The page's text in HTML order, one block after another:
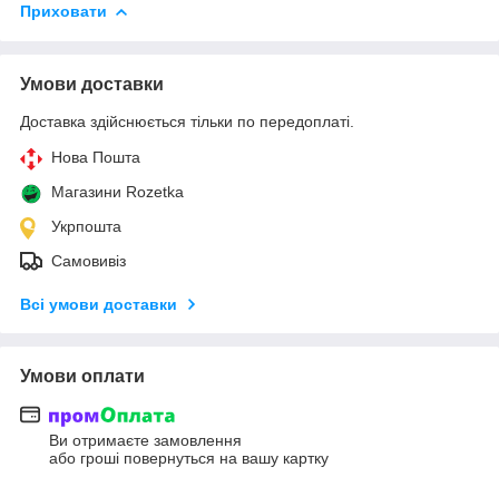
Приховати
Умови доставки
Доставка здійснюється тільки по передоплаті.
Нова Пошта
Магазини Rozetka
Укрпошта
Самовивіз
Всі умови доставки
Умови оплати
Ви отримаєте замовлення
або гроші повернуться на вашу картку